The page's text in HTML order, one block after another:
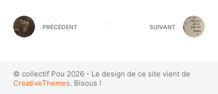
PRÉCÉDENT SUIVANT
© collectif Pou 2026 - Le design de ce site vient de
CreativeThemes. Bisous !